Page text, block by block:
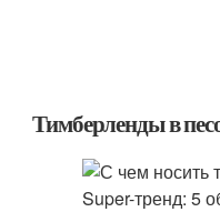
Тимберленды в